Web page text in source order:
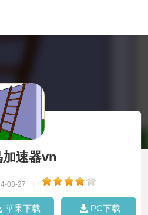
加速器vn
03-27
苹果下载 PC下载